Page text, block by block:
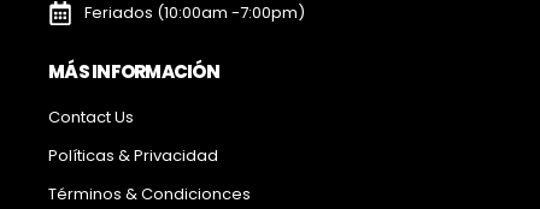
Feriados (10:00am -7:00pm)
MÁS INFORMACIÓN
Contact Us
Políticas & Privacidad
Términos & Condicionces